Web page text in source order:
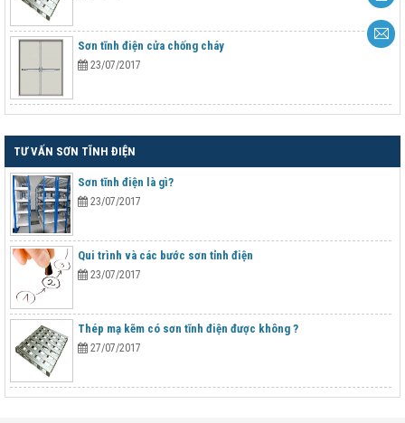
Sơn tĩnh điện cửa chống cháy
23/07/2017
TƯ VẤN SƠN TĨNH ĐIỆN
Sơn tĩnh điện là gì?
23/07/2017
Qui trình và các bước sơn tỉnh điện
23/07/2017
Thép mạ kẽm có sơn tĩnh điện được không ?
27/07/2017